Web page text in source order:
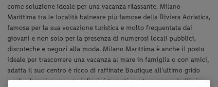
come soluzione ideale per una vacanza rilassante. Milano
Marittima tra le località balneare più famose della Riviera Adriatica,
famosa per la sua vocazione turistica e molto frequentata dai
giovani e non solo per la presenza di numerosi locali pubblici,
discoteche e negozi alla moda. Milano Marittima è anche il posto
ideale per trascorrere una vacanza al mare in famiglia o con amici,
adatta il suo centro è ricco di raffinate Boutique all'ultimo grido
per lo shopping e meravigliosi ristoranti ove trascorrere bellissime